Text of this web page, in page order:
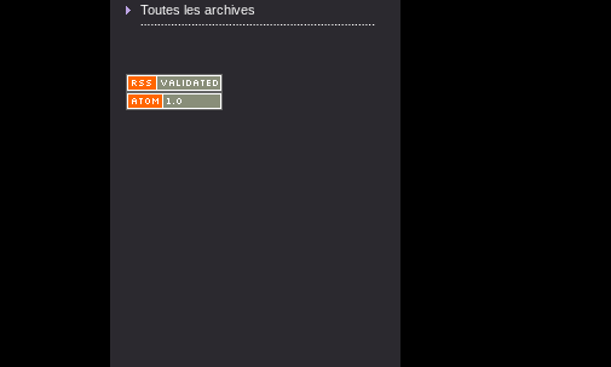
Toutes les archives